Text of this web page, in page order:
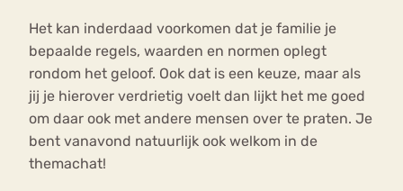
Het kan inderdaad voorkomen dat je familie je
bepaalde regels, waarden en normen oplegt
rondom het geloof. Ook dat is een keuze, maar als
jij je hierover verdrietig voelt dan lijkt het me goed
om daar ook met andere mensen over te praten. Je
bent vanavond natuurlijk ook welkom in de
themachat!